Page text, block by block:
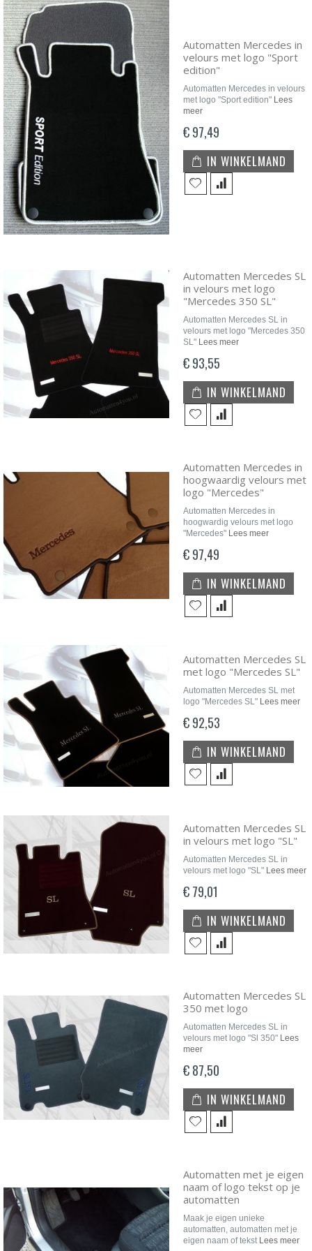
Automatten Mercedes in
velours met logo "Sport
edition"
Automatten Mercedes in velours
met logo "Sport edition" Lees
meer
€ 97,49
IN WINKELMAND
Automatten Mercedes SL
in velours met logo
"Mercedes 350 SL"
Automatten Mercedes SL in
velours met logo "Mercedes 350
SL" Lees meer
€ 93,55
IN WINKELMAND
Automatten Mercedes in
hoogwaardig velours met
logo "Mercedes"
Automatten Mercedes in
hoogwardig velours met logo
"Mercedes" Lees meer
€ 97,49
IN WINKELMAND
Automatten Mercedes SL
met logo "Mercedes SL"
Automatten Mercedes SL met
logo "Mercedes SL" Lees meer
€ 92,53
IN WINKELMAND
Automatten Mercedes SL
in velours met logo "SL"
Automatten Mercedes SL in
velours met logo "SL" Lees meer
€ 79,01
IN WINKELMAND
Automatten Mercedes SL
350 met logo
Automatten Mercedes SL in
velours met logo "Sl 350" Lees
meer
€ 87,50
IN WINKELMAND
Automatten met je eigen
naam of logo tekst op je
automatten
Maak je eigen unieke
automatten, automatten met je
eigen naam of tekst Lees meer